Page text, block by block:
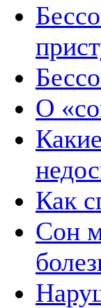
О
Как
Сон